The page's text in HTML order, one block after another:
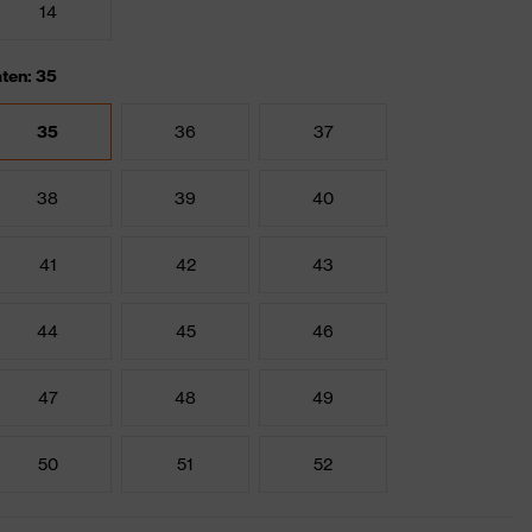
14
35
35 36 37
38 39 40
41 42 43
44 45 46
47 48 49
50 51 52